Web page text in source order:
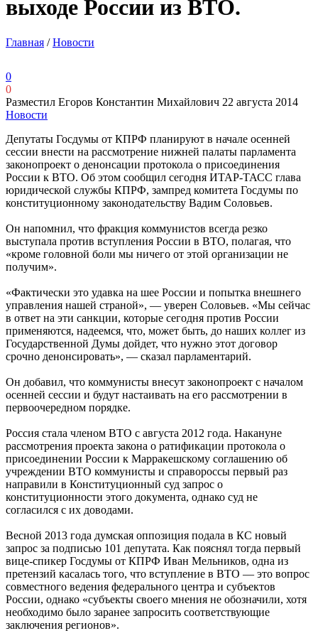
выходе России из ВТО.
Главная /Новости
0
0
Разместил Егоров Константин Михайлович 22 августа 2014
Новости
Депутаты Госдумы от КПРФ планируют в начале осенней
сессии внести на рассмотрение нижней палаты парламента
законопроект о денонсации протокола о присоединения
России к ВТО. Об этом сообщил сегодня ИТАР-ТАСС глава
юридической службы КПРФ, зампред комитета Госдумы по
конституционному законодательству Вадим Соловьев.
Он напомнил, что фракция коммунистов всегда резко
выступала против вступления России в ВТО, полагая, что
«кроме головной боли мы ничего от этой организации не
получим».
«Фактически это удавка на шее России и попытка внешнего
управления нашей страной», — уверен Соловьев. «Мы сейчас
в ответ на эти санкции, которые сегодня против России
применяются, надеемся, что, может быть, до наших коллег из
Государственной Думы дойдет, что нужно этот договор
срочно денонсировать», — сказал парламентарий.
Он добавил, что коммунисты внесут законопроект с началом
осенней сессии и будут настаивать на его рассмотрении в
первоочередном порядке.
Россия стала членом ВТО с августа 2012 года. Накануне
рассмотрения проекта закона о ратификации протокола о
присоединении России к Марракешскому соглашению об
учреждении ВТО коммунисты и справороссы первый раз
направили в Конституционный суд запрос о
конституционности этого документа, однако суд не
согласился с их доводами.
Весной 2013 года думская оппозиция подала в КС новый
запрос за подписью 101 депутата. Как пояснял тогда первый
вице-спикер Госдумы от КПРФ Иван Мельников, одна из
претензий касалась того, что вступление в ВТО — это вопрос
совместного ведения федерального центра и субъектов
России, однако «субъекты своего мнения не обозначили, хотя
необходимо было заранее запросить соответствующие
заключения регионов».